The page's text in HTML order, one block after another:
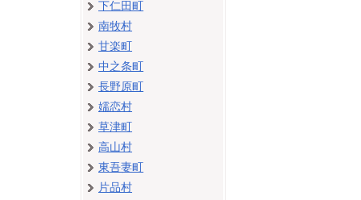
下仁田町
南牧村
甘楽町
中之条町
長野原町
嬬恋村
草津町
高山村
東吾妻町
片品村